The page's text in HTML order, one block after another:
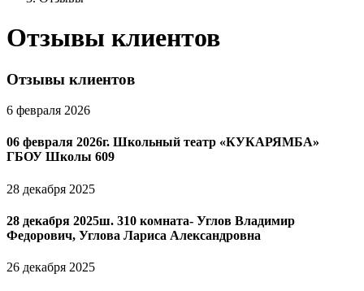
Отзывы клиентов
Отзывы клиентов
6 февраля 2026
06 февраля 2026г. Школьный театр «КУКАРЯМБА»
ГБОУ Школы 609
28 декабря 2025
28 декабря 2025ш. 310 комната- Углов Владимир
Федорович, Углова Лариса Александровна
26 декабря 2025